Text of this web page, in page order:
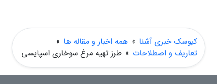
کیوسک خبری آشنا » همه اخبار و مقاله ها »
تعاریف و اصطلاحات » طرز تهیه مرغ سوخاری اسپایسی